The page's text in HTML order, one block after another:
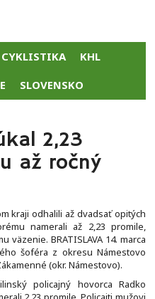
CYKLISTIKA KHL
SLOVENSKO
2,23
až ročný
kraji odhalili až dvadsať opitých
namerali až 2,23 promile,
BRATISLAVA 14. marca
šoféra z okresu Námestovo
(okr. Námestovo).
policajný hovorca Radko